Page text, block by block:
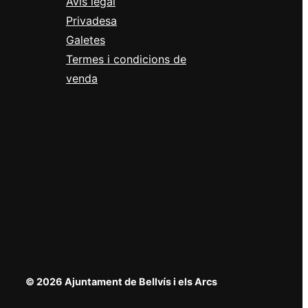
Privadesa
Galetes
Termes i condicions de
venda
© 2026 Ajuntament de Bellvís i els Arcs